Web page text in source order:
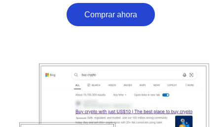
Comprar ahora